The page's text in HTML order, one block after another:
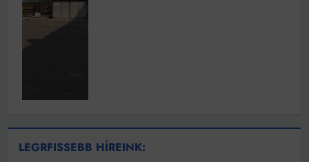
LEGRFISSEBB HÍREINK: